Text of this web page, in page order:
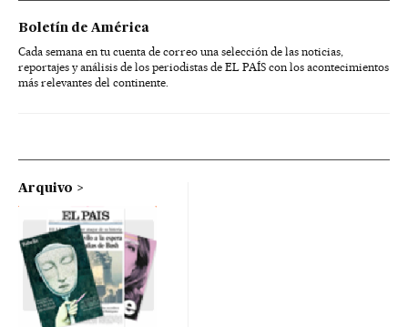
Boletín de América
Cada semana en tu cuenta de correo una selección de las noticias,
reportajes y análisis de los periodistas de EL PAÍS con los acontecimientos
más relevantes del continente.
Arquivo